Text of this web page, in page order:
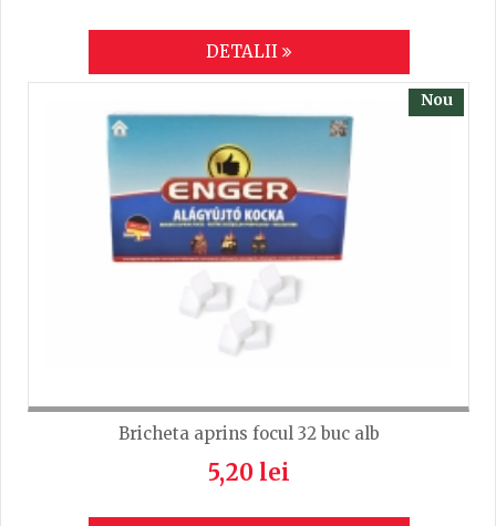
DETALII
Nou
Bricheta aprins focul 32 buc alb
5,20 lei